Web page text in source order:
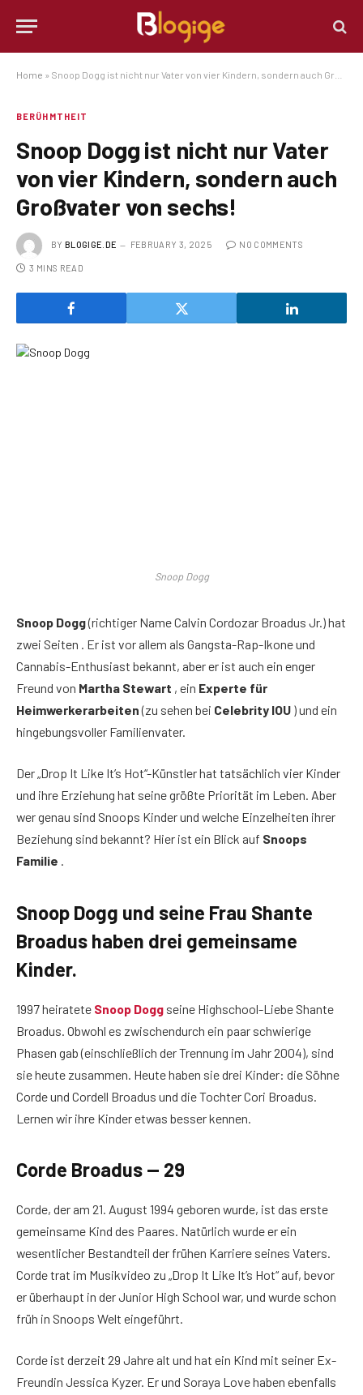
Home » Snoop Dogg ist nicht nur Vater von vier Kindern, sondern auch Großvater von sechs!
BERÜHMTHEIT
Snoop Dogg ist nicht nur Vater
von vier Kindern, sondern auch
Großvater von sechs!
BY BLOGIGE.DE FEBRUARY 3, 2025 NO COMMENTS
3 MINS READ
Snoop Dogg
Snoop Dogg(richtiger Name Calvin Cordozar Broadus Jr.) hat
zwei Seiten . Er ist vor allem als Gangsta-Rap-Ikone und
Cannabis-Enthusiast bekannt, aber er ist auch ein enger
Freund von Martha Stewart , ein Experte für
Heimwerkerarbeiten(zu sehen bei Celebrity IOU ) und ein
hingebungsvoller Familienvater.
Der „Drop It Like It’s Hot“-Künstler hat tatsächlich vier Kinder
und ihre Erziehung hat seine größte Priorität im Leben. Aber
wer genau sind Snoops Kinder und welche Einzelheiten ihrer
Beziehung sind bekannt? Hier ist ein Blick auf Snoops
Familie .
Snoop Dogg und seine Frau Shante
Broadus haben drei gemeinsame
Kinder.
1997 heiratete Snoop Dogg seine Highschool-Liebe Shante
Broadus. Obwohl es zwischendurch ein paar schwierige
Phasen gab (einschließlich der Trennung im Jahr 2004), sind
sie heute zusammen. Heute haben sie drei Kinder: die Söhne
Corde und Cordell Broadus und die Tochter Cori Broadus.
Lernen wir ihre Kinder etwas besser kennen.
Corde Broadus — 29
Corde, der am 21. August 1994 geboren wurde, ist das erste
gemeinsame Kind des Paares. Natürlich wurde er ein
wesentlicher Bestandteil der frühen Karriere seines Vaters.
Corde trat im Musikvideo zu „Drop It Like It’s Hot“ auf, bevor
er überhaupt in der Junior High School war, und wurde schon
früh in Snoops Welt eingeführt.
Corde ist derzeit 29 Jahre alt und hat ein Kind mit seiner Ex-
Freundin Jessica Kyzer. Er und Soraya Love haben ebenfalls